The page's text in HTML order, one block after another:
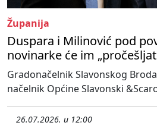
Županija
Duspara i Milinović pod
novinarke će im
Gradonačelnik Slavonskog
načelnik Općine Slavonski
26.07.2026. u 12:00